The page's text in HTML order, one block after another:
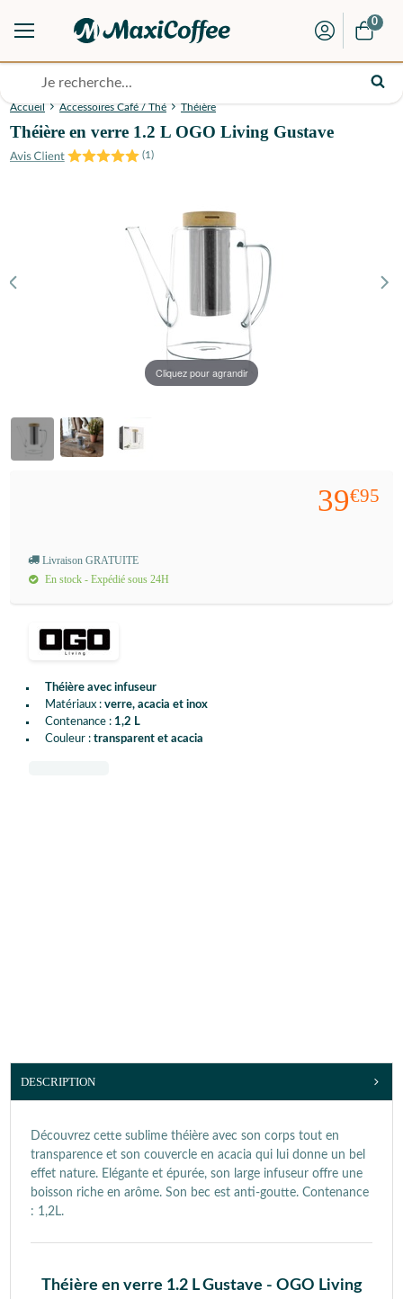
0
Accueil Accessoires Café / Thé Théière
Théière en verre 1.2 L OGO Living Gustave
(1)
Cliquez pour agrandir
Théière avec infuseur
Matériaux : verre, acacia et inox
Contenance : 1,2 L
Couleur : transparent et acacia
39€95
Livraison GRATUITE
En stock - Expédié sous 24H
DESCRIPTION
Découvrez cette sublime théière avec son corps tout en
transparence et son couvercle en acacia qui lui donne un bel
effet nature. Elégante et épurée, son large infuseur offre une
boisson riche en arôme. Son bec est anti-goutte. Contenance
: 1,2L.
Théière en verre 1.2 L Gustave - OGO Living